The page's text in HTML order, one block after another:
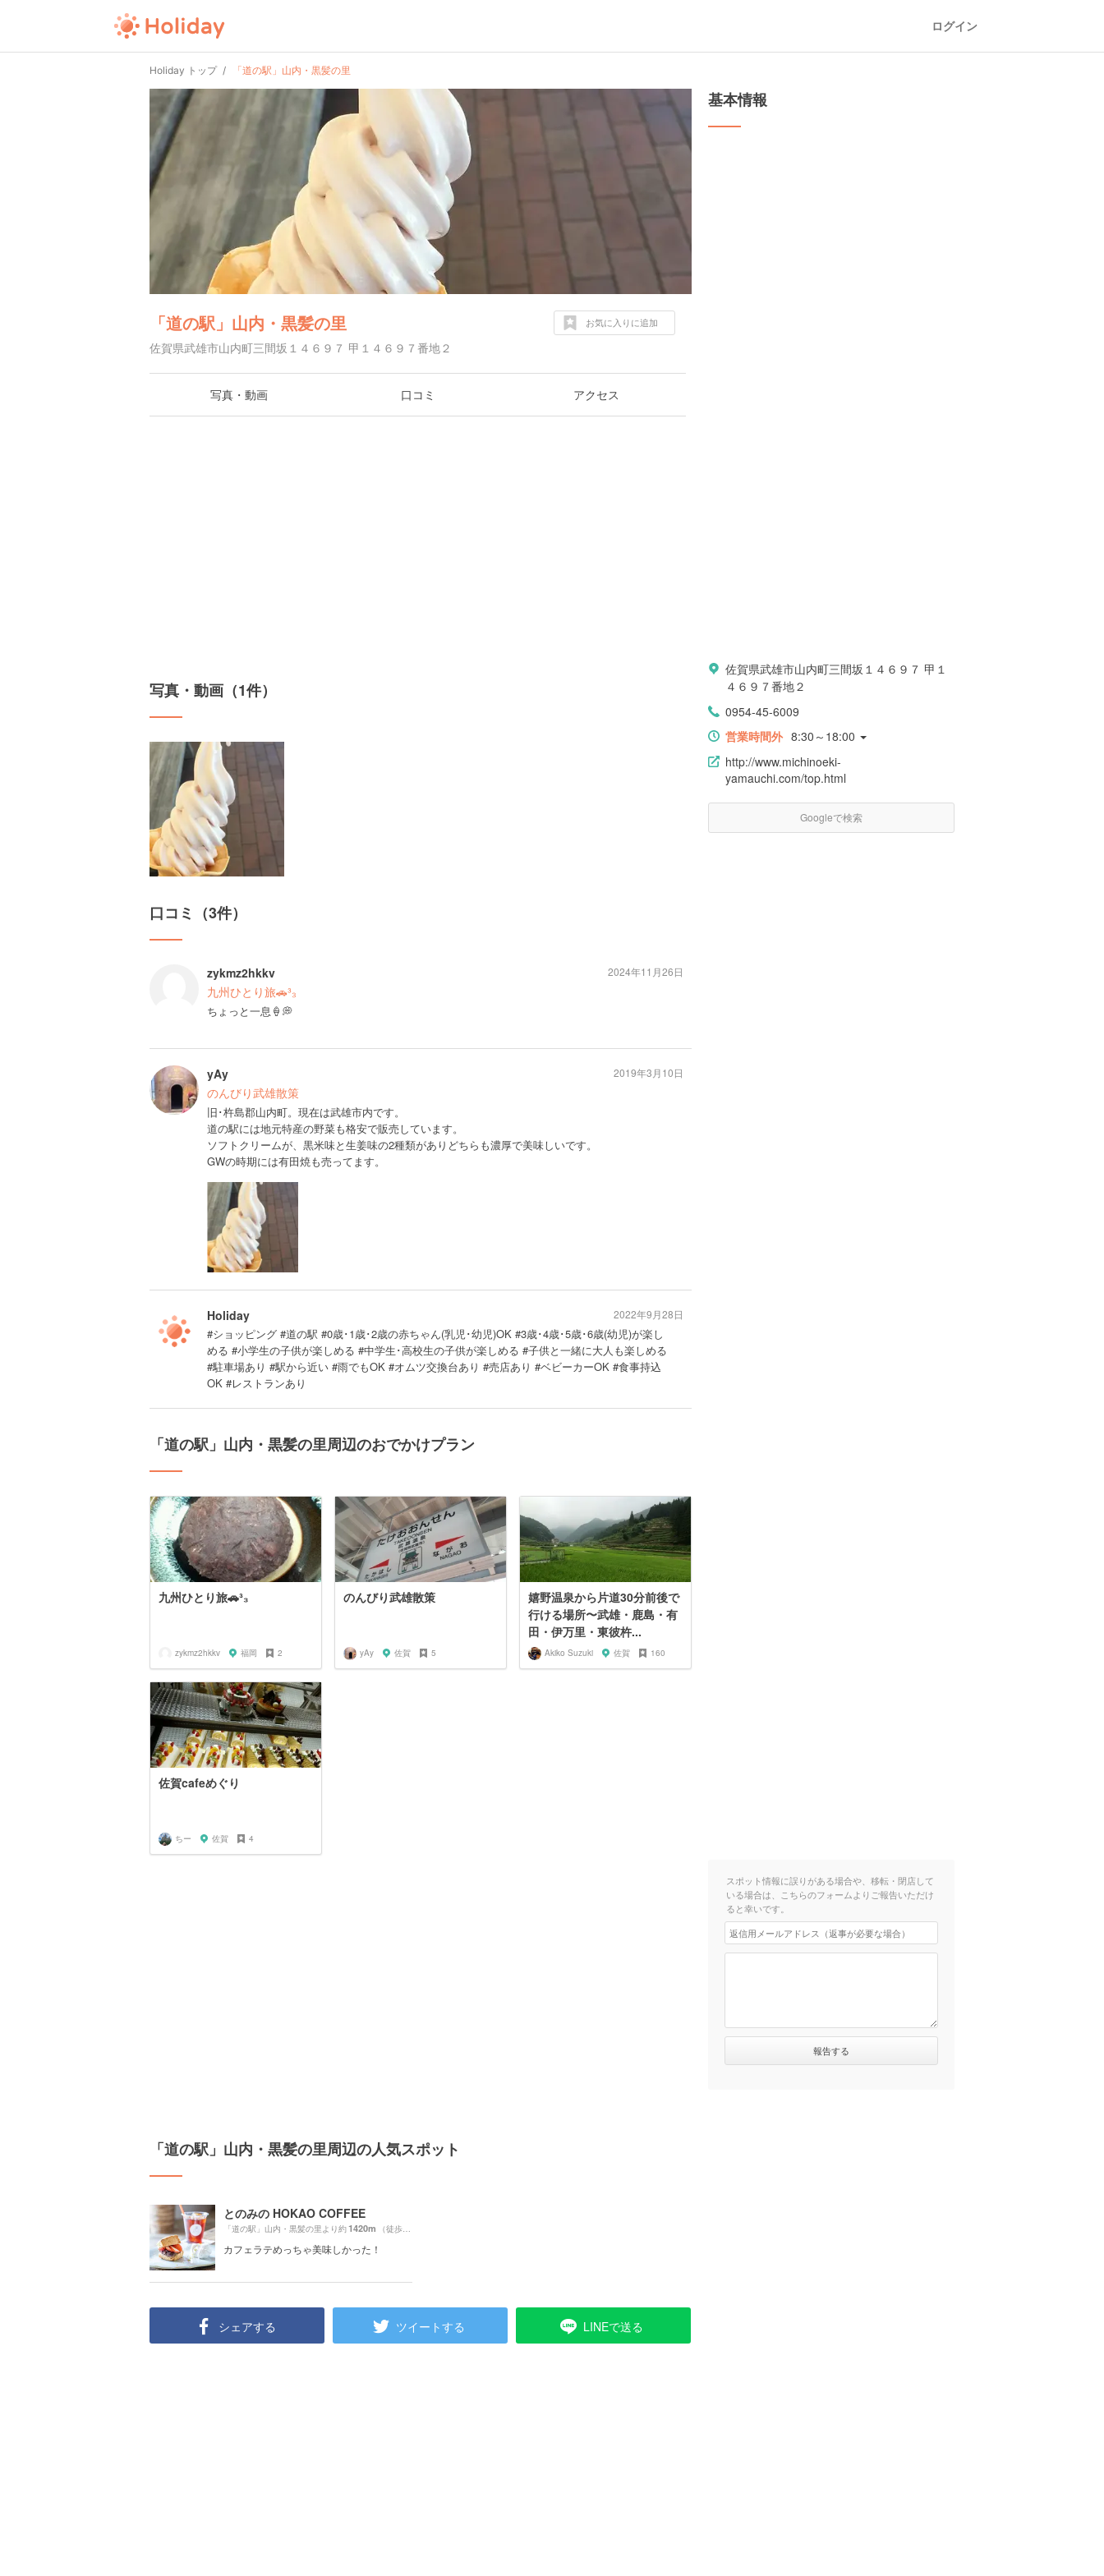
ログイン
Holiday トップ 「道の駅」山内・黒髪の里
「道の駅」山内・黒髪の里
佐賀県武雄市山内町三間坂１４６９７ 甲１４６９７番地２
お気に入りに追加
写真・動画 口コミ アクセス
写真・動画（1件）
口コミ（3件）
zykmz2hkkv
九州ひとり旅🚗³₃
ちょっと一息🍦💭
2024年11月26日
yAy
のんびり武雄散策
旧･杵島郡山内町。現在は武雄市内です。
道の駅には地元特産の野菜も格安で販売しています。
ソフトクリームが、黒米味と生姜味の2種類がありどちらも濃厚で美味しいです。
GWの時期には有田焼も売ってます。
2019年3月10日
Holiday
#ショッピング #道の駅 #0歳･1歳･2歳の赤ちゃん(乳児･幼児)OK #3歳･4歳･5歳･6歳(幼児)が楽し
める #小学生の子供が楽しめる #中学生･高校生の子供が楽しめる #子供と一緒に大人も楽しめる
#駐車場あり #駅から近い #雨でもOK #オムツ交換台あり #売店あり #ベビーカーOK #食事持込
OK #レストランあり
2022年9月28日
「道の駅」山内・黒髪の里周辺のおでかけプラン
九州ひとり旅🚗³₃
zykmz2hkkv 福岡 2
のんびり武雄散策
yAy 佐賀 5
嬉野温泉から片道30分前後で
行ける場所〜武雄・鹿島・有
田・伊万里・東彼杵...
Akiko Suzuki 佐賀 160
佐賀cafeめぐり
ちー 佐賀 4
「道の駅」山内・黒髪の里周辺の人気スポット
とのみの HOKAO COFFEE
「道の駅」山内・黒髪の里より約1420m （徒歩24分）
カフェラテめっちゃ美味しかった！
シェアする ツイートする LINEで送る
基本情報
佐賀県武雄市山内町三間坂１４６９７ 甲１
４６９７番地２
0954-45-6009
営業時間外 8:30～18:00
http://www.michinoeki-
yamauchi.com/top.html
Googleで検索
スポット情報に誤りがある場合や、移転・閉店して
いる場合は、こちらのフォームよりご報告いただけ
ると幸いです。